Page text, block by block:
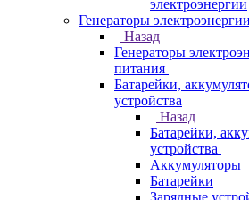
электроэнергии
Генераторы
Назад
Генераторы
питания
Батарейки,
устройства
Назад
Батарейки,
устройства
Аккумуляторы
Батарейки
Зарядные